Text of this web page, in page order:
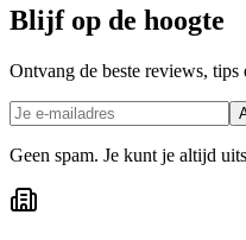
Blijf op de hoogte
Ontvang de beste reviews,
Geen spam. Je kunt je altijd